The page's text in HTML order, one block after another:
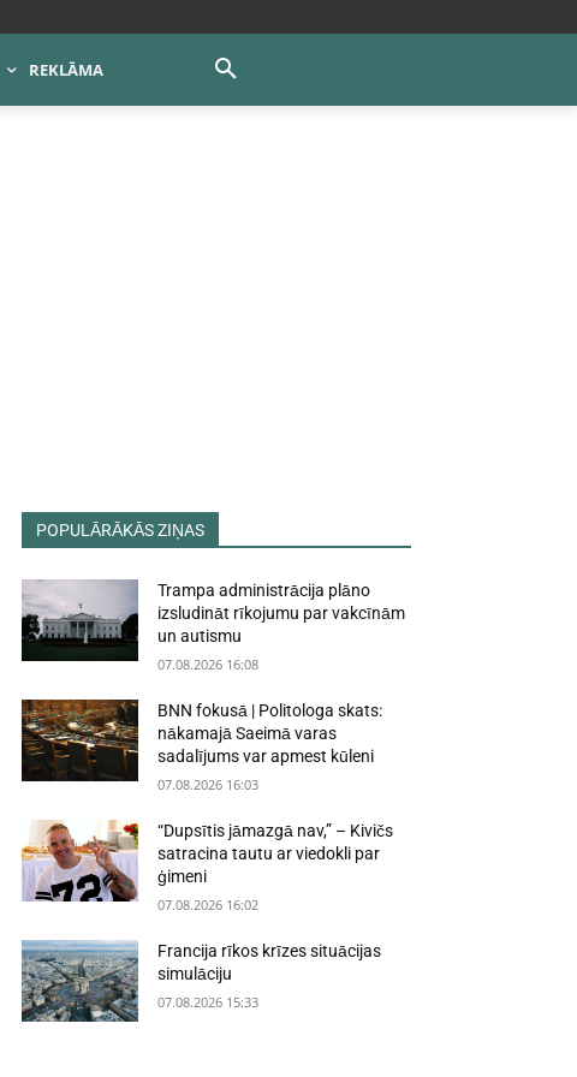
REKLĀMA
POPULĀRĀKĀS ZIŅAS
Trampa administrācija plāno
izsludināt rīkojumu par vakcīnām
un autismu
07.08.2026 16:08
BNN fokusā | Politologa skats:
nākamajā Saeimā varas
sadalījums var apmest kūleni
07.08.2026 16:03
“Dupsītis jāmazgā nav,” – Kivičs
satracina tautu ar viedokli par
ģimeni
07.08.2026 16:02
Francija rīkos krīzes situācijas
simulāciju
07.08.2026 15:33